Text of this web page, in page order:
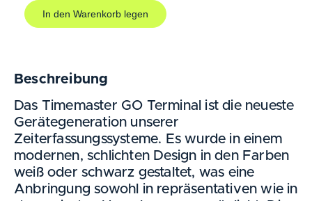
In den Warenkorb legen
Beschreibung
Das Timemaster GO Terminal ist die neueste
Gerätegeneration unserer
Zeiterfassungssysteme. Es wurde in einem
modernen, schlichten Design in den Farben
weiß oder schwarz gestaltet, was eine
Anbringung sowohl in repräsentativen wie in